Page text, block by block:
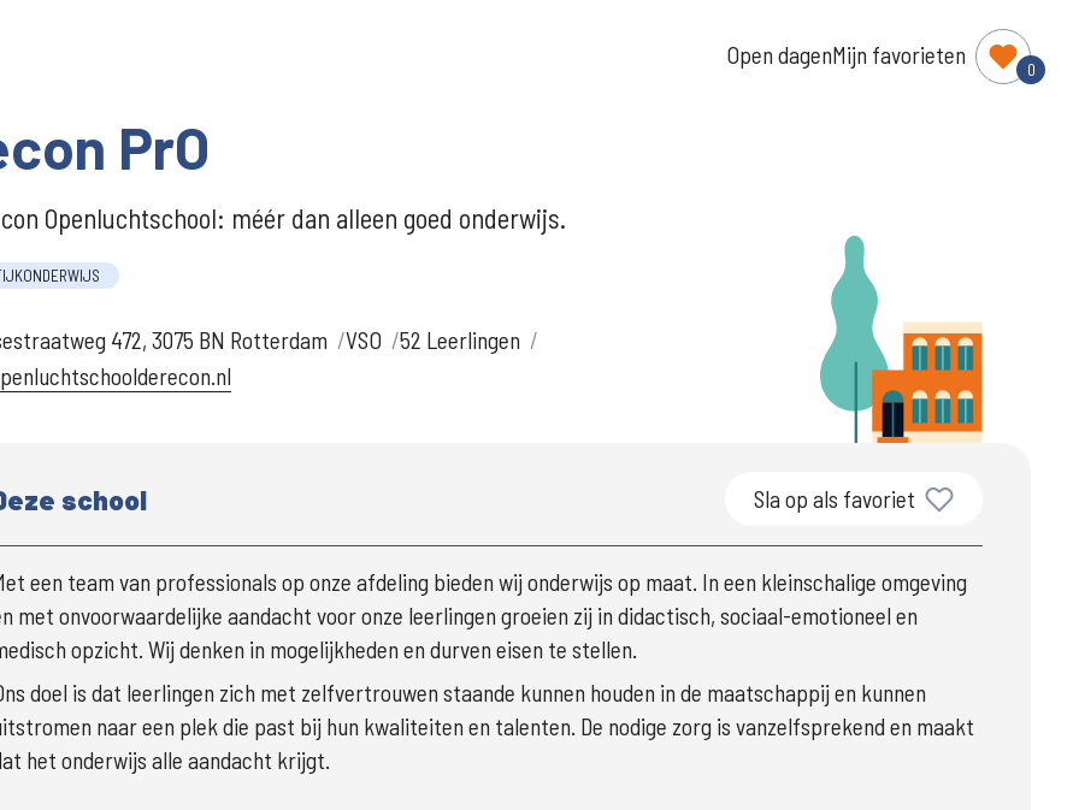
Open dagenMijn favorieten
0
PrO
Openluchtschool: méér dan alleen goed onderwijs.
472, 3075 BN Rotterdam VSO
52 Leerlingen
school Sla op als favoriet
een team van professionals op onze afdeling bieden wij onderwijs op maat. In een kleinschalige omgeving
met onvoorwaardelijke aandacht voor onze leerlingen groeien zij in didactisch, sociaal-emotioneel en
opzicht. Wij denken in mogelijkheden en durven eisen te stellen.
doel is dat leerlingen zich met zelfvertrouwen staande kunnen houden in de maatschappij en kunnen
naar een plek die past bij hun kwaliteiten en talenten. De nodige zorg is vanzelfsprekend en maakt
het onderwijs alle aandacht krijgt.